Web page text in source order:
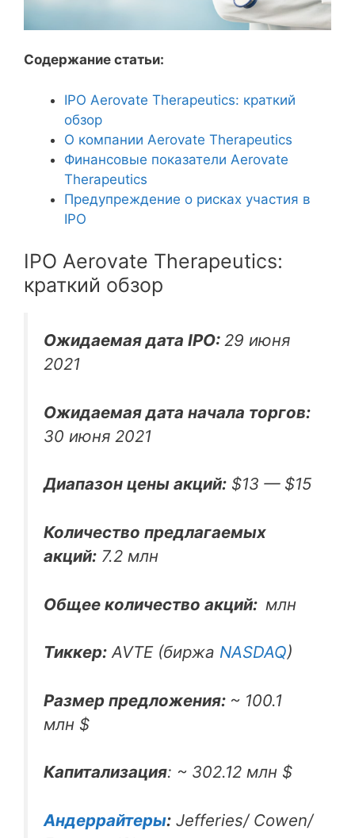
Содержание статьи:
IPO Aerovate Therapeutics: краткий
обзор
О компании Aerovate Therapeutics
Финансовые показатели Aerovate
Therapeutics
Предупреждение о рисках участия в
IPO
IPO Aerovate Therapeutics:
краткий обзор
Ожидаемая дата IPO: 29 июня
2021
Ожидаемая дата начала торгов:
30 июня 2021
Диапазон цены акций: $13 — $15
Количество предлагаемых
акций: 7.2 млн
Общее количество акций: млн
Тиккер: AVTE (биржа NASDAQ)
Размер предложения: ~ 100.1
млн $
Капитализация: ~ 302.12 млн $
Андеррайтеры: Jefferies/ Cowen/